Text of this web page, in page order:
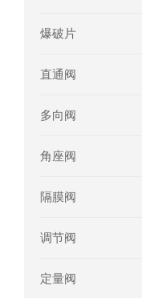
爆破片
直通阀
多向阀
角座阀
隔膜阀
调节阀
定量阀